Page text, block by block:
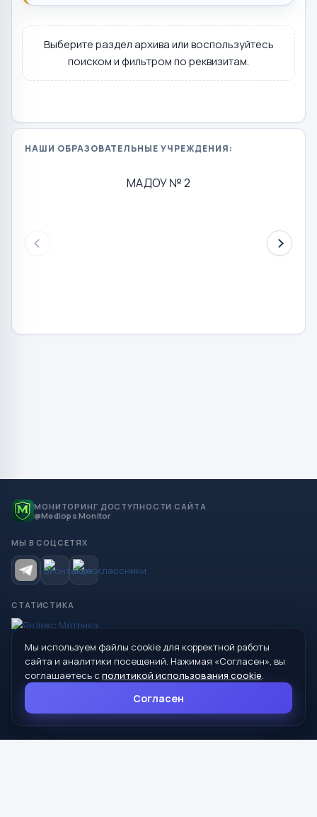
Выберите раздел архива или воспользуйтесь
поиском и фильтром по реквизитам.
НАШИ ОБРАЗОВАТЕЛЬНЫЕ УЧРЕЖДЕНИЯ:
МАДОУ № 2
МОНИТОРИНГ ДОСТУПНОСТИ САЙТА
@Mediops Monitor
МЫ В СОЦСЕТЯХ
СТАТИСТИКА
© 2026 Управление образования Администрации МО
Сухой Лог
624800, Свердловская область, г. Сухой Лог, ул. Кирова, дом 7
8 (34373) 4-33-85
Мы используем файлы cookie для корректной работы
сайта и аналитики посещений. Нажимая «Согласен», вы
соглашаетесь с политикой использования cookie.
Согласен